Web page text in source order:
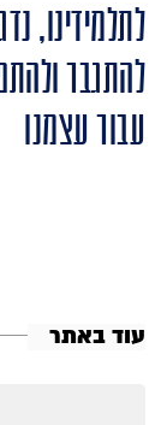
לתלמידינו,
להתגבר
עבור עצמנו
עוד באתר